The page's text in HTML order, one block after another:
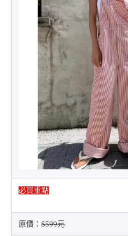
必買重點
原價：$599元